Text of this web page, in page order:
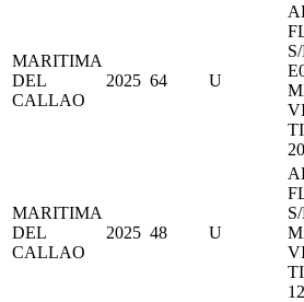
MARITIMA
DEL
CALLAO
2025 64 U
MARITIMA
DEL
CALLAO
2025 48 U